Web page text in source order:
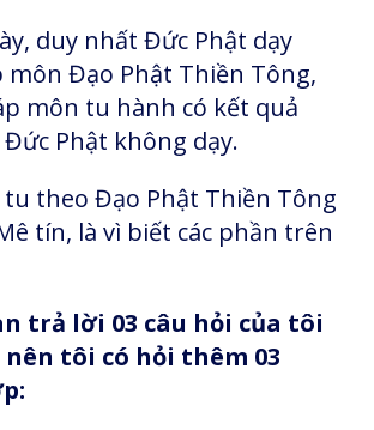
duy nhất Đức Phật dạy
Đạo Phật Thiền Tông,
môn tu hành có kết quả
Phật không dạy.
tu theo Đạo Phật Thiền Tông
tín, là vì biết các phần trên
trả lời 03 câu hỏi của tôi
tôi có hỏi thêm 03